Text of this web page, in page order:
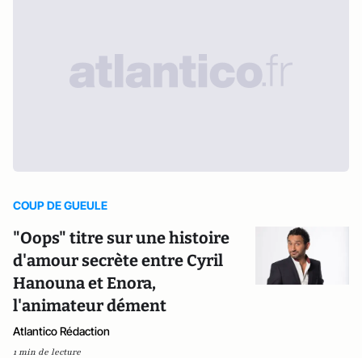
COUP DE GUEULE
"Oops" titre sur une histoire
d'amour secrète entre Cyril
Hanouna et Enora,
l'animateur dément
Atlantico Rédaction
1 min de lecture